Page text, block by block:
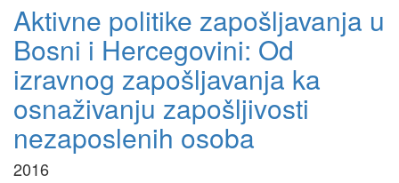
Aktivne politike zapošljavanja u
Bosni i Hercegovini: Od
izravnog zapošljavanja ka
osnaživanju zapošljivosti
nezaposlenih osoba
2016